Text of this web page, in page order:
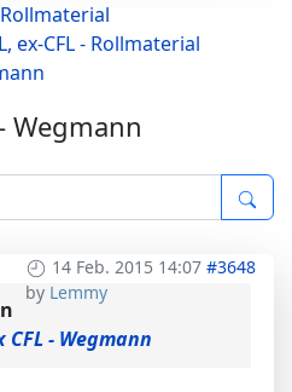
ex-CFL - Rollmaterial
Wegmann
14 Feb. 2015 14:07 #3648
by Lemmy
- Wegmann